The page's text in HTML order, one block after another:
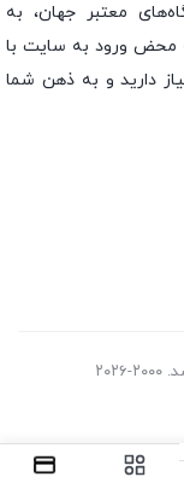
معتبر جهان، به
محض ورود به سایت با
دارید و به ذهن شما